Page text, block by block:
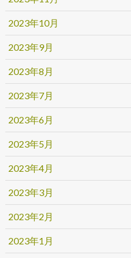
2023年10月
2023年9月
2023年8月
2023年7月
2023年6月
2023年5月
2023年4月
2023年3月
2023年2月
2023年1月